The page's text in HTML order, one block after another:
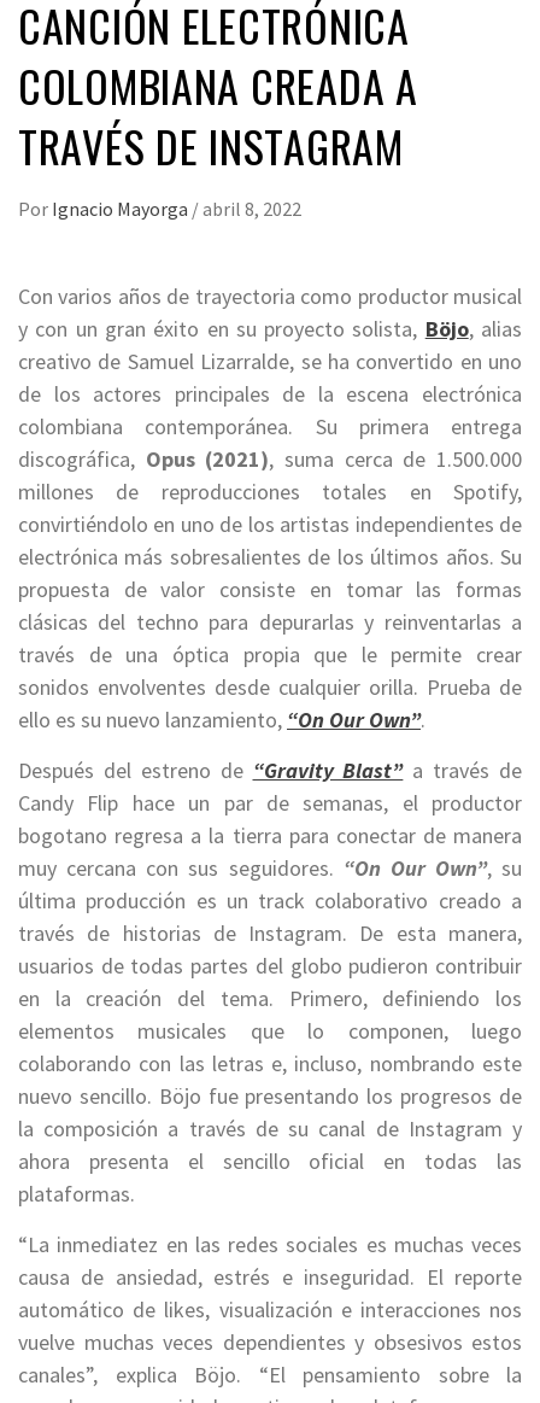
CANCIÓN ELECTRÓNICA
COLOMBIANA CREADA A
TRAVÉS DE INSTAGRAM
Por Ignacio Mayorga /abril 8, 2022
Con varios años de trayectoria como productor musical
y con un gran éxito en su proyecto solista, Böjo, alias
creativo de Samuel Lizarralde, se ha convertido en uno
de los actores principales de la escena electrónica
colombiana contemporánea. Su primera entrega
discográfica, Opus (2021), suma cerca de 1.500.000
millones de reproducciones totales en Spotify,
convirtiéndolo en uno de los artistas independientes de
electrónica más sobresalientes de los últimos años. Su
propuesta de valor consiste en tomar las formas
clásicas del techno para depurarlas y reinventarlas a
través de una óptica propia que le permite crear
sonidos envolventes desde cualquier orilla. Prueba de
ello es su nuevo lanzamiento, “On Our Own”.
Después del estreno de “Gravity Blast”a través de
Candy Flip hace un par de semanas, el productor
bogotano regresa a la tierra para conectar de manera
muy cercana con sus seguidores. “On Our Own”, su
última producción es un track colaborativo creado a
través de historias de Instagram. De esta manera,
usuarios de todas partes del globo pudieron contribuir
en la creación del tema. Primero, definiendo los
elementos musicales que lo componen, luego
colaborando con las letras e, incluso, nombrando este
nuevo sencillo. Böjo fue presentando los progresos de
la composición a través de su canal de Instagram y
ahora presenta el sencillo oficial en todas las
plataformas.
“La inmediatez en las redes sociales es muchas veces
causa de ansiedad, estrés e inseguridad. El reporte
automático de likes, visualización e interacciones nos
vuelve muchas veces dependientes y obsesivos estos
canales”, explica Böjo. “El pensamiento sobre la